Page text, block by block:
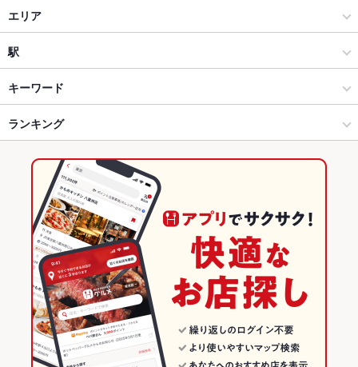
居酒屋
和風
四条大宮・西院・右京区・西京区 × 居酒屋
四条大宮・西院・右京区・西京区 × 和風
西院駅 × 居酒屋
西院駅 × 和風
お好み焼き・もんじゃ
お好み焼き
四条大宮・西院・右京区・西京区 × お好み焼き・もんじゃ
四条大宮・西院・右京区・西京区 × お好み焼き
エリア
西院
西院 × 居酒屋
西院 × 和風
西院 × お好み焼き・もんじゃ
西院 × お好み焼き
京都 × 居酒屋
京都 × 和風
京都 × お好み焼き・もんじゃ
駅
西院駅
丹波口駅
キーワード
エビ料理
焼きうどん
ランキング
京都のグルメランキング
京都の居酒屋ランキング
四条大宮・西院・右京区・西京区のグルメランキング
四条大宮・西院・右京区・西京区の居酒屋ランキング
西院のグルメランキング
西院の居酒屋ランキング